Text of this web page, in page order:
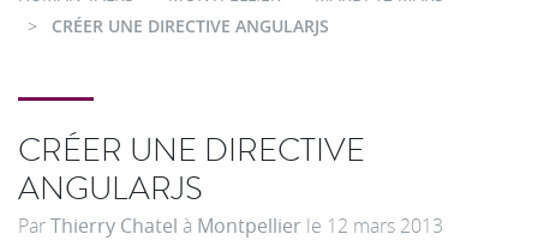
PARTICIPER
CRÉER UNE DIRECTIVE ANGULARJS
CRÉER UNE DIRECTIVE
ANGULARJS
ParThierry Chatel à Montpellier le 12 mars 2013